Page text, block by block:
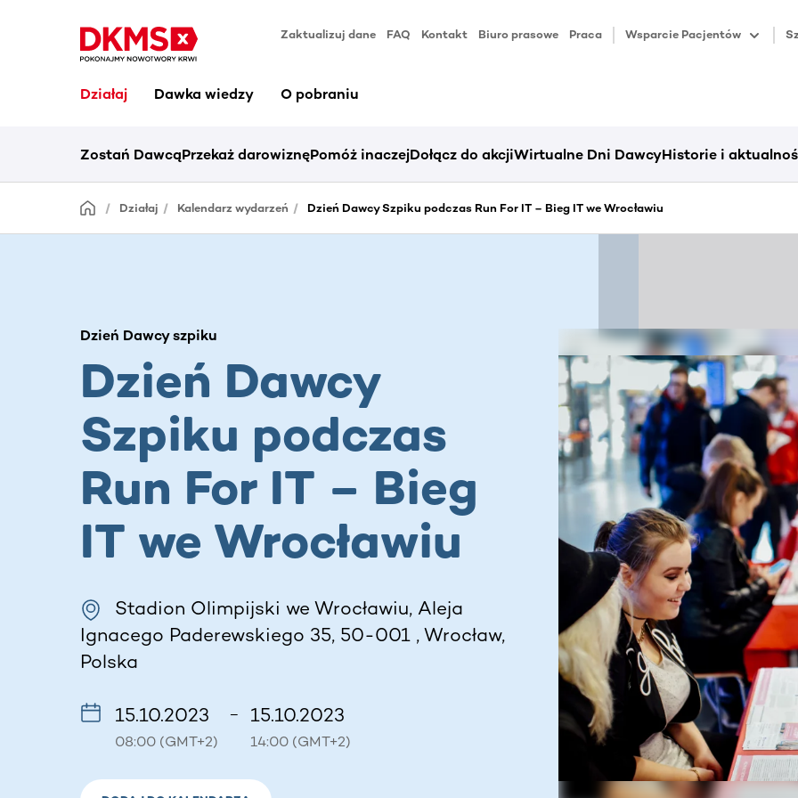
Zaktualizuj dane FAQ Kontakt Biuro prasowe Praca Wsparcie Pacjentów
Działaj Dawka wiedzy O pobraniu
Zostań DawcąPrzekaż darowiznęPomóż inaczejDołącz do akcjiWirtualne Dni DawcyHistorie i
Działaj Kalendarz wydarzeń Dzień Dawcy Szpiku podczas Run For IT – Bieg IT we Wrocławiu
Dzień Dawcy szpiku
Dzień Dawcy
Szpiku podczas
Run For IT – Bieg
IT we Wrocławiu
Stadion Olimpijski we Wrocławiu, Aleja
Ignacego Paderewskiego 35, 50-001 , Wrocław,
Polska
15.10.2023
08:00 (GMT+2)
– 15.10.2023
14:00 (GMT+2)